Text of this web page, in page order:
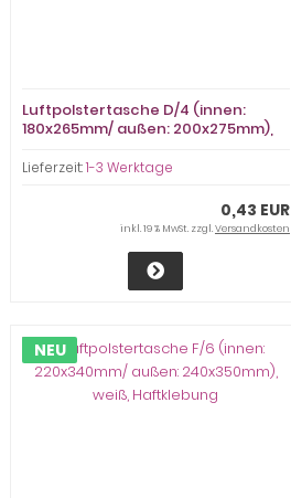
Luftpolstertasche D/4 (innen:
180x265mm/ außen: 200x275mm),
Lieferzeit:1-3 Werktage
0,43 EUR
inkl. 19 % MwSt. zzgl.Versandkosten
NEU